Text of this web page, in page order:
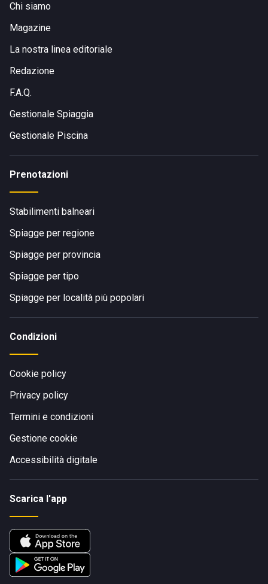
Chi siamo
Magazine
La nostra linea editoriale
Redazione
F.A.Q.
Gestionale Spiaggia
Gestionale Piscina
Prenotazioni
Stabilimenti balneari
Spiagge per regione
Spiagge per provincia
Spiagge per tipo
Spiagge per località più popolari
Condizioni
Cookie policy
Privacy policy
Termini e condizioni
Gestione cookie
Accessibilità digitale
Scarica l'app